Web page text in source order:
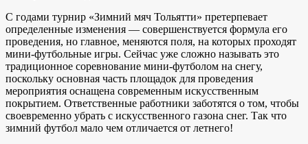
С годами турнир «Зимний мяч Тольятти» претерпевает
определенные изменения — совершенствуется формула его
проведения, но главное, меняются поля, на которых проходят
мини-футбольные игры. Сейчас уже сложно называть это
традиционное соревнование мини-футболом на снегу,
поскольку основная часть площадок для проведения
мероприятия оснащена современным искусственным
покрытием. Ответственные работники заботятся о том, чтобы
своевременно убрать с искусственного газона снег. Так что
зимний футбол мало чем отличается от летнего!